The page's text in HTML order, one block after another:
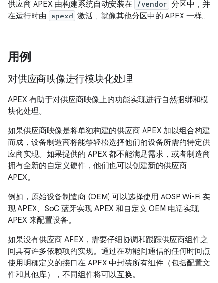
供应商 APEX 由构建系统自动安装在 /vendor 分区中，并
在运行时由 apexd 激活，就像其他分区中的 APEX 一样。
用例
对供应商映像进行模块化处理
APEX 有助于对供应商映像上的功能实现进行自然捆绑和模
块化处理。
如果供应商映像是将单独构建的供应商 APEX 加以组合构建
而成，设备制造商将能够轻松选择他们的设备所需的特定供
应商实现。如果提供的 APEX 都不能满足需求，或者制造商
拥有全新的自定义硬件，他们也可以创建新的供应商
APEX。
例如，原始设备制造商 (OEM) 可以选择使用 AOSP Wi-Fi 实
现 APEX、SoC 蓝牙实现 APEX 和自定义 OEM 电话实现
APEX 来配置设备。
如果没有供应商 APEX，需要仔细协调和跟踪供应商组件之
间具有许多依赖项的实现。通过在功能间通信的任何时间点
使用明确定义的接口在 APEX 中封装所有组件（包括配置文
件和其他库），不同组件将可以互换。